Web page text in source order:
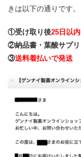
きは以下の通りです。
①受け取り後25日以
②納品書・葉酸サプ
③送料着払いで発送